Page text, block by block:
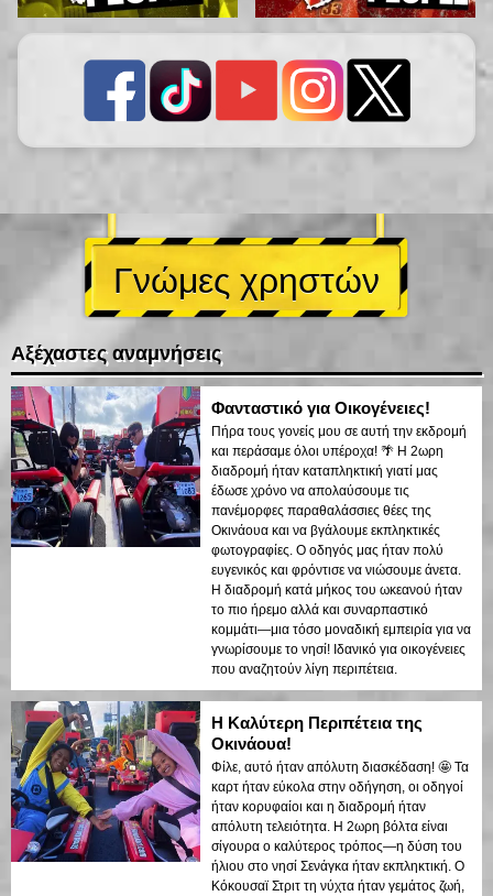
Γνώμες χρηστών
Αξέχαστες αναμνήσεις
Φανταστικό για Οικογένειες!
Πήρα τους γονείς μου σε αυτή την εκδρομή
και περάσαμε όλοι υπέροχα! 🌴 Η 2ωρη
διαδρομή ήταν καταπληκτική γιατί μας
έδωσε χρόνο να απολαύσουμε τις
πανέμορφες παραθαλάσσιες θέες της
Οκινάουα και να βγάλουμε εκπληκτικές
φωτογραφίες. Ο οδηγός μας ήταν πολύ
ευγενικός και φρόντισε να νιώσουμε άνετα.
Η διαδρομή κατά μήκος του ωκεανού ήταν
το πιο ήρεμο αλλά και συναρπαστικό
κομμάτι—μια τόσο μοναδική εμπειρία για να
γνωρίσουμε το νησί! Ιδανικό για οικογένειες
που αναζητούν λίγη περιπέτεια.
Η Καλύτερη Περιπέτεια της
Οκινάουα!
Φίλε, αυτό ήταν απόλυτη διασκέδαση! 🤩 Τα
καρτ ήταν εύκολα στην οδήγηση, οι οδηγοί
ήταν κορυφαίοι και η διαδρομή ήταν
απόλυτη τελειότητα. Η 2ωρη βόλτα είναι
σίγουρα ο καλύτερος τρόπος—η δύση του
ήλιου στο νησί Σενάγκα ήταν εκπληκτική. Ο
Κόκουσαϊ Στριτ τη νύχτα ήταν γεμάτος ζωή,